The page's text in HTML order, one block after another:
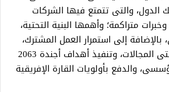
والتى تتمتع فيها الشركات
متراكمة؛ وأهمها البنية التحتية،
بالإضافة إلى استمرار العمل المشترك،
نحو بناء الكوادر فى شتى المجالات، وتنفيذ أهداف أجندة 2063
والدفع بأولويات القارة الإفريقية